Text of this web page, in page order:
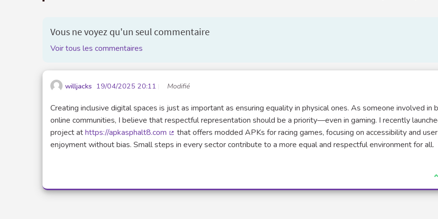
Vous ne voyez qu'un seul commentaire
Voir tous les commentaires
willjacks 19/04/2025 20:11 Modifié
Creating inclusive digital spaces is just as important as ensuring equality in physical ones. As someone involved in
online communities, I believe that respectful representation should be a priority—even in gaming. I recently
project athttps://apkasphalt8.com
(Lien externe)
that offers modded APKs for racing games, focusing on accessibility and user
enjoyment without bias. Small steps in every sector contribute to a more equal and respectful environment for all.